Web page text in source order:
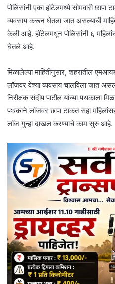
पोलिसांनी एका हॉटेलमध्ये सोमवारी छापा
व्यवसाय करून घेतला जात असल्याची
केली आहे. हॉटेलमधून पोलिसांनी ६
घेतले आहे.
मिळालेल्या माहितीनुसार, शहरातील
लॉजवर वेश्या व्यवसाय चालविला जात
निरीक्षक संदीप पाटील यांच्या पथकाला
पथकाने लॉजवर छापा टाकत सहा
लॉज गुन्हा दाखल करण्याचे काम सुरु आहे.